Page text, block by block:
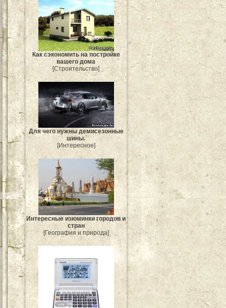
Как сэкономить на постройке
вашего дома
[Строительство]
Для чего нужны демисезонные
шины.
[Интересное]
Интересные изюминки городов и
стран
[География и природа]